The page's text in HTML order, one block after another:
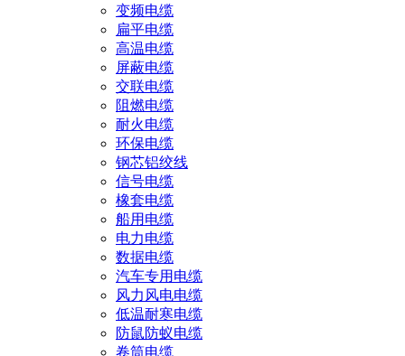
变频电缆
扁平电缆
高温电缆
屏蔽电缆
交联电缆
阻燃电缆
耐火电缆
环保电缆
钢芯铝绞线
信号电缆
橡套电缆
船用电缆
电力电缆
数据电缆
汽车专用电缆
风力风电电缆
低温耐寒电缆
防鼠防蚁电缆
卷筒电缆